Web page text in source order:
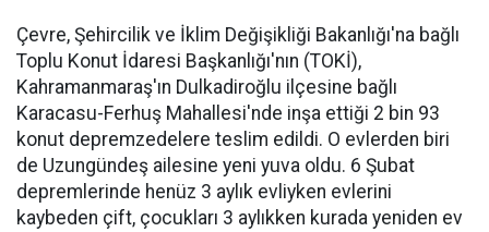
Çevre, Şehircilik ve İklim Değişikliği Bakanlığı'na bağlı
Toplu Konut İdaresi Başkanlığı'nın (TOKİ),
Kahramanmaraş'ın Dulkadiroğlu ilçesine bağlı
Karacasu-Ferhuş Mahallesi'nde inşa ettiği 2 bin 93
konut depremzedelere teslim edildi. O evlerden biri
de Uzungündeş ailesine yeni yuva oldu. 6 Şubat
depremlerinde henüz 3 aylık evliyken evlerini
kaybeden çift, çocukları 3 aylıkken kurada yeniden ev